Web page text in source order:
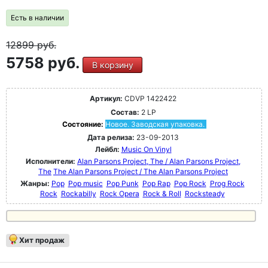
Есть в наличии
12899руб.
5758 руб. В корзину
Артикул: CDVP 1422422
Состав: 2 LP
Состояние: Новое. Заводская упаковка.
Дата релиза: 23-09-2013
Лейбл: Music On Vinyl
Исполнители: Alan Parsons Project, The / Alan Parsons Project,
The The Alan Parsons Project / The Alan Parsons Project
Жанры: Pop Pop music Pop Punk Pop Rap Pop Rock Prog Rock
Rock Rockabilly Rock Opera Rock & Roll Rocksteady
Хит продаж